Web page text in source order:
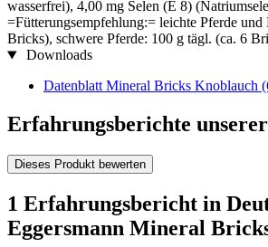
wasserfrei), 4,00 mg Selen (E 8)
=Fütterungsempfehlung:= leichte Pferde und
Bricks), schwere Pferde: 100 g tägl. (ca. 6
Downloads
Datenblatt Mineral Bricks Knoblauch
Erfahrungsberichte
Dieses Produkt bewerten
1 Erfahrungsbericht in
Eggersmann Mineral